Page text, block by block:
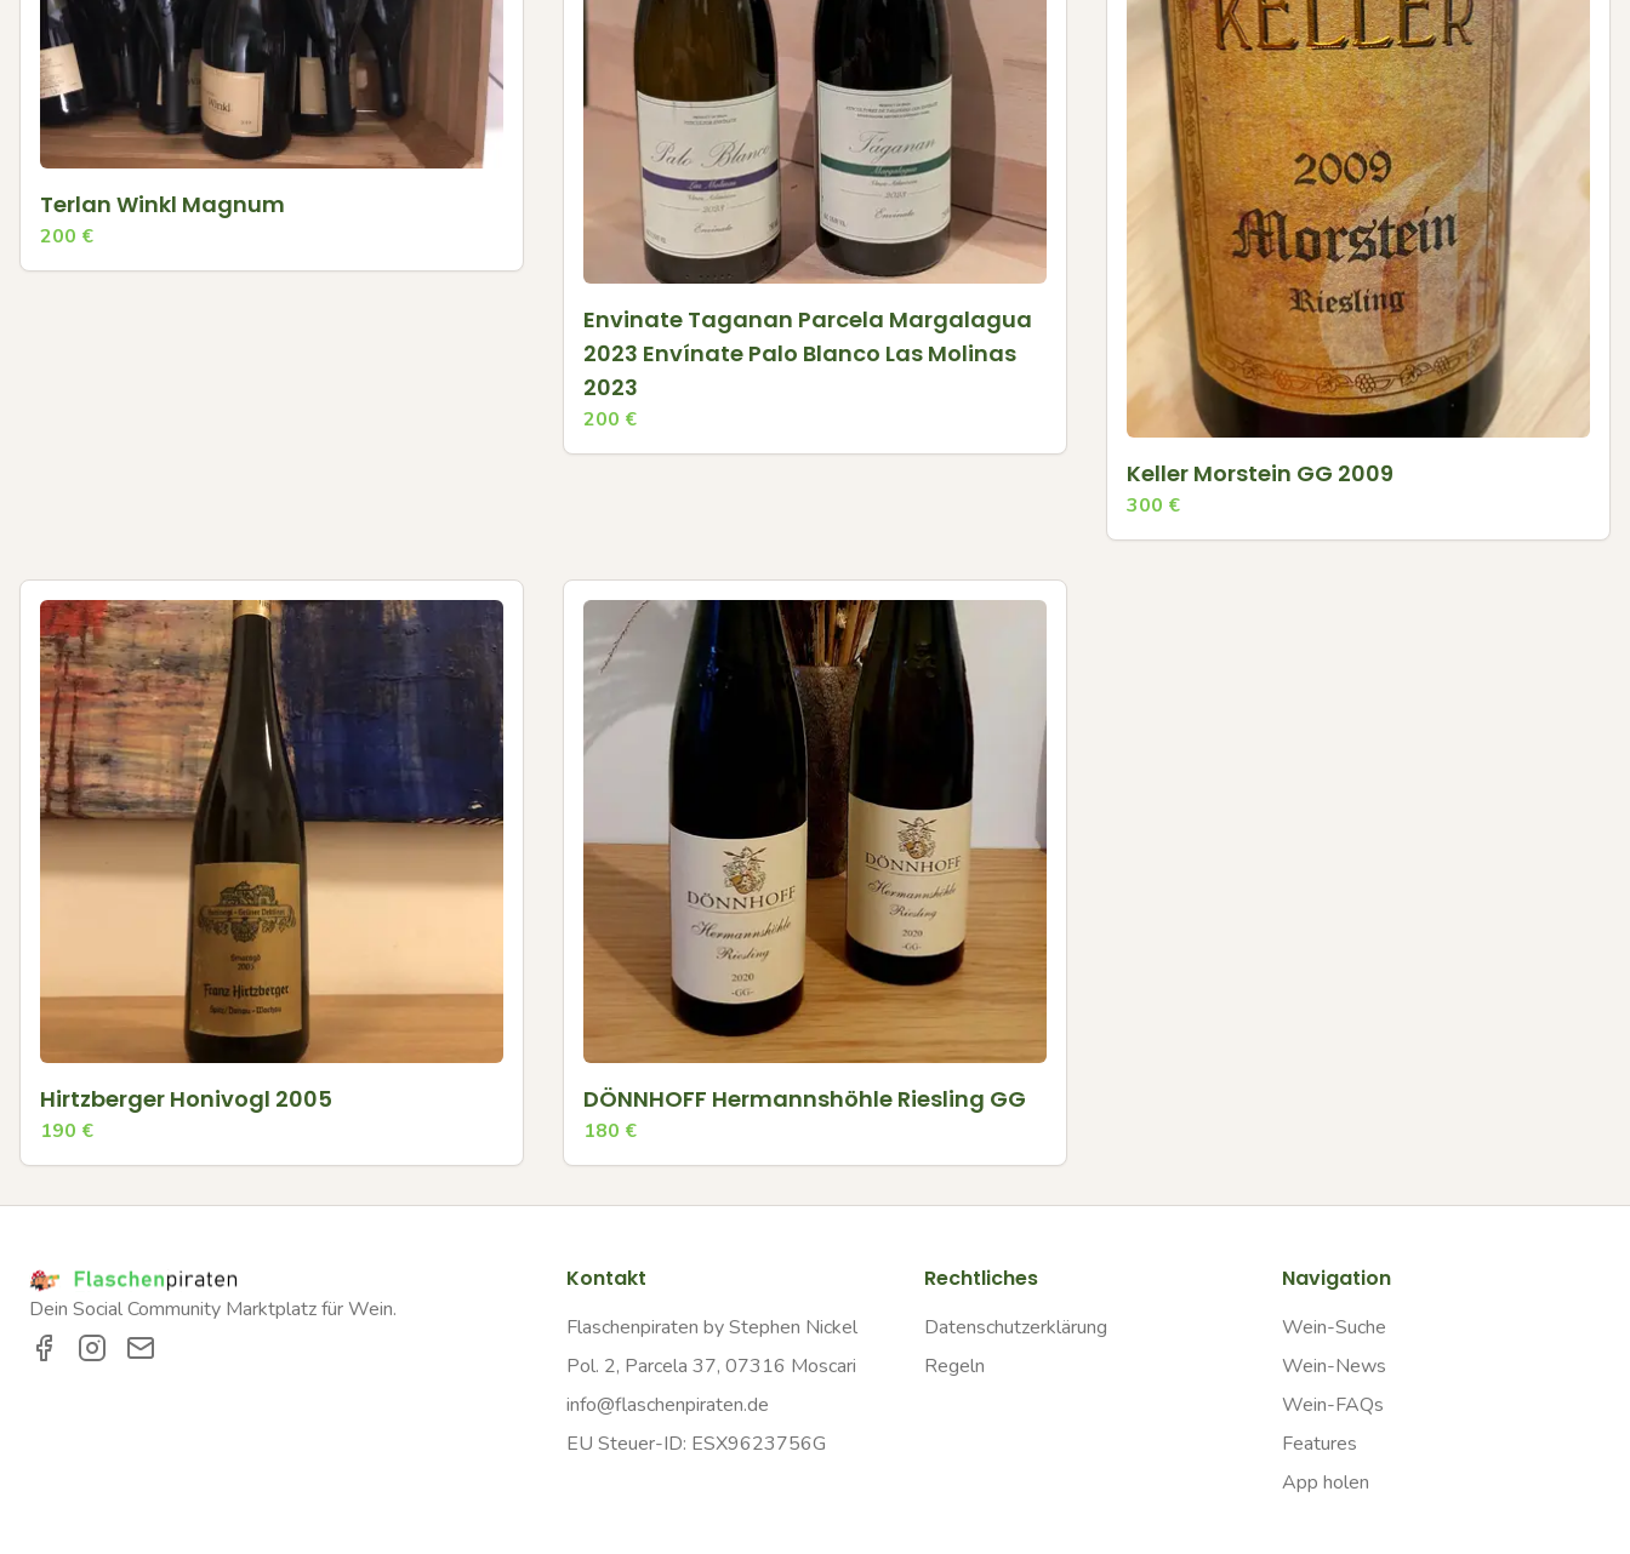
Terlan Winkl Magnum
200 €
Envinate Taganan Parcela Margalagua
2023 Envínate Palo Blanco Las Molinas
2023
200 €
Keller Morstein GG 2009
300 €
Hirtzberger Honivogl 2005
190 €
DÖNNHOFF Hermannshöhle Riesling GG
180 €
Dein Social Community Marktplatz für Wein.
Kontakt
Flaschenpiraten by Stephen Nickel
Pol. 2, Parcela 37, 07316 Moscari
info@flaschenpiraten.de
EU Steuer-ID: ESX9623756G
Rechtliches
Datenschutzerklärung
Regeln
Navigation
Wein-Suche
Wein-News
Wein-FAQs
Features
App holen